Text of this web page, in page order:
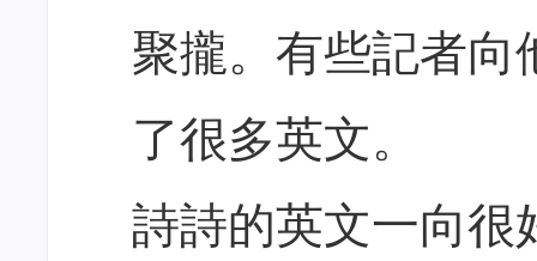
聚攏。有些記者向
了很多英文。
詩詩的英文一向很